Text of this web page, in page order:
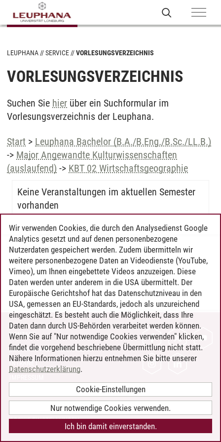
LEUPHANA SERVICE VORLESUNGSVERZEICHNIS
VORLESUNGSVERZEICHNIS
Suchen Sie hier über ein Suchformular im
Vorlesungsverzeichnis der Leuphana.
Start > Leuphana Bachelor (B.A./B.Eng./B.Sc./LL.B.)
-> Major Angewandte Kulturwissenschaften
(auslaufend) -> KBT 02 Wirtschaftsgeographie
Keine Veranstaltungen im aktuellen Semester
vorhanden
Timo Leder/30.06.2024
KONTAKT
LEUPHANA ALS ARBEITGEBER
INTRANET
BARRIEREFREIHEIT
COOKIE-EINSTELLUNGEN
Wir verwenden Cookies, die durch den Analysedienst Google
Analytics gesetzt und auf denen personenbezogene
Nutzerdaten gespeichert werden. Zudem übermitteln wir
weitere personenbezogene Daten an Videodienste (YouTube,
Vimeo), um Ihnen eingebettete Videos anzuzeigen. Diese
Daten werden unter anderem in die USA übermittelt. Der
Europäische Gerichtshof hat das Datenschutzniveau in den
USA, gemessen an EU-Standards, jedoch als unzureichend
eingeschätzt. Es besteht auch die Möglichkeit, dass Ihre
Daten dann durch US-Behörden verarbeitet werden können.
Wenn Sie auf "Nur notwendige Cookies verwenden" klicken,
findet die vorgehend beschriebene Übermittlung nicht statt.
Nähere Informationen hierzu entnehmen Sie bitte unserer
Datenschutzerklärung.
Cookie-Einstellungen
Nur notwendige Cookies verwenden.
Ich bin damit einverstanden.